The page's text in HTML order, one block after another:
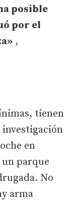
posible
por el
,
tienen
en
parque
No
arma